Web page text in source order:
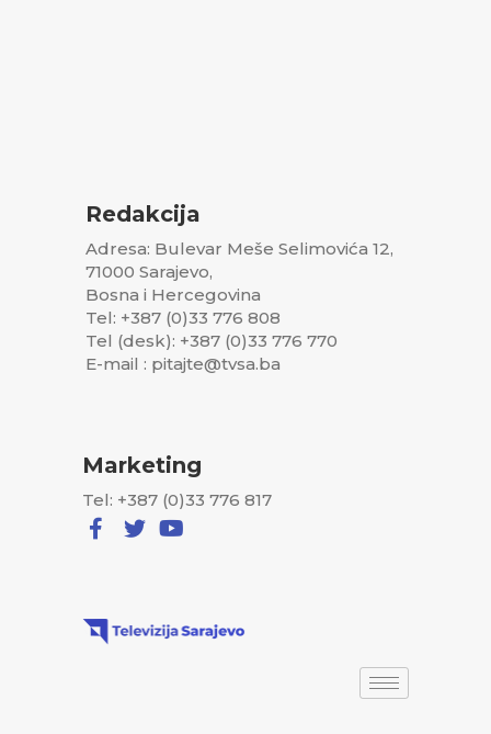
Redakcija
Adresa: Bulevar Meše Selimovića 12,
71000 Sarajevo,
Bosna i Hercegovina
Tel: +387 (0)33 776 808
Tel (desk): +387 (0)33 776 770
E-mail : pitajte@tvsa.ba
Marketing
Tel: +387 (0)33 776 817